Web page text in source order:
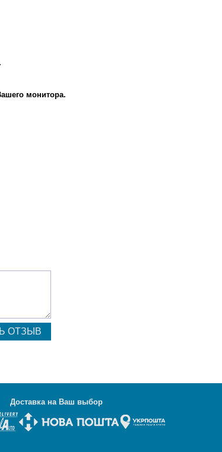
монитора.
Доставка на Ваш выбор